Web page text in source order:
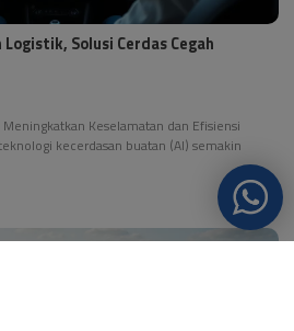
Logistik, Solusi Cerdas Cegah
Meningkatkan Keselamatan dan Efisiensi
kecerdasan buatan (AI) semakin